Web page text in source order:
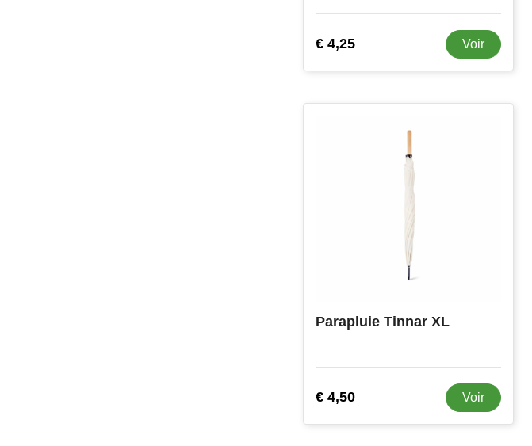
€ 4,25 Voir
Parapluie Tinnar XL
€ 4,50 Voir